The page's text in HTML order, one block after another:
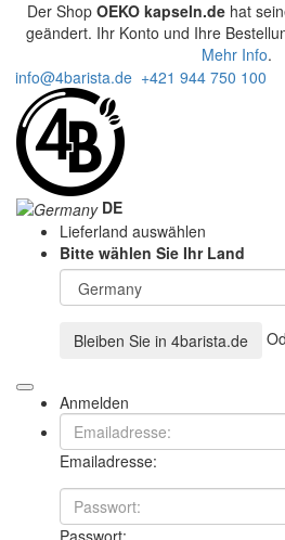
Der Shop OEKO kapseln.dehat
geändert. Ihr Konto und Ihre
Mehr Info.
info@4barista.de +421 944 750 100
DE
Lieferland auswählen
Bitte wählen Sie Ihr Land
Bleiben Sie in 4barista.de
Anmelden
Emailadresse: